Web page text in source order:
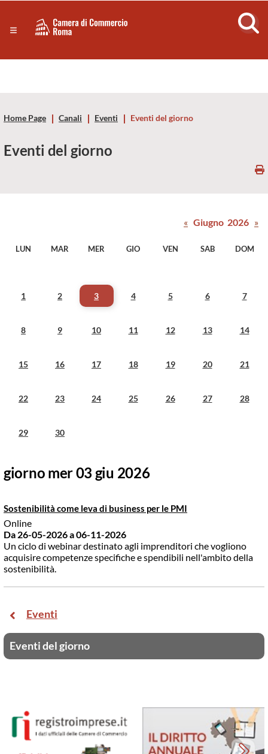
Servizi
Risorse Principali
Camera
Commercio
di
Roma
Roma
Home Page Canali Eventi Eventi del giorno
Eventi del giorno
LUN MAR MER GIO VEN SAB DOM
1 2 3 4 5 6 7
8 9 10 11 12 13 14
15 16 17 18 19 20 21
22 23 24 25 26 27 28
29 30
« Giugno 2026 »
giorno mer 03 giu 2026
Sostenibilità come leva di business per le PMI
Online
Da 26-05-2026a 06-11-2026
Un ciclo di webinar destinato agli imprenditori che vogliono
acquisire competenze specifiche e spendibili nell'ambito della
sostenibilità.
Eventi
Eventi del giorno